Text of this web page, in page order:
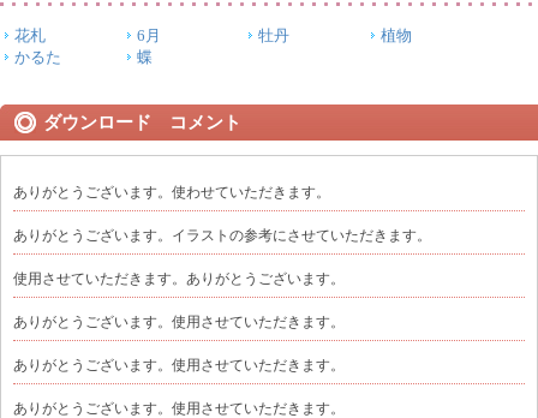
花札 6月 牡丹
植物
かるた
蝶
ダウンロード コメント
ありがとうございます。使わせていただきます。
ありがとうございます。イラストの参考にさせていただきます。
使用させていただきます。ありがとうございます。
ありがとうございます。使用させていただきます。
ありがとうございます。使用させていただきます。
ありがとうございます。使用させていただきます。